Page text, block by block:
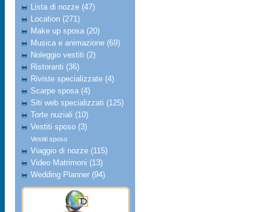
Lista di nozze (47)
Location (271)
Make up sposa (20)
Musica e animazione (69)
Noleggio vestiti (2)
Ristoranti (36)
Riviste specializzate (4)
Scarpe sposa (4)
Siti web specializzati (125)
Torte nuziali (10)
Vestiti sposo (3)
Vestiti sposo
Viaggio di nozze (115)
Video Matrimoni (13)
Wedding Planner (94)